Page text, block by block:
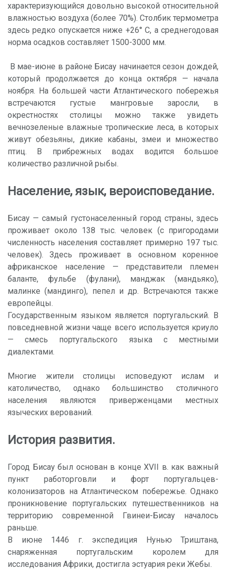
характеризующийся довольно высокой относительной
влажностью воздуха (более 70%). Столбик термометра
здесь редко опускается ниже +26° С, а среднегодовая
норма осадков составляет 1500-3000 мм.
В мае-июне в районе Бисау начинается сезон дождей,
который продолжается до конца октября — начала
ноября. На большей части Атлантического побережья
встречаются густые мангровые заросли, в
окрестностях столицы можно также увидеть
вечнозеленые влажные тропические леса, в которых
живут обезьяны, дикие кабаны, змеи и множество
птиц. В прибрежных водах водится большое
количество различной рыбы.
Население, язык, вероисповедание.
Бисау — самый густонаселенный город страны, здесь
проживает около 138 тыс. человек (с пригородами
численность населения составляет примерно 197 тыс.
человек). Здесь проживает в основном коренное
африканское население — представители племен
баланте, фульбе (фулани), манджак (мандьяко),
малинке (мандинго), пепел и др. Встречаются также
европейцы.
Государственным языком является португальский. В
повседневной жизни чаще всего используется криуло
— смесь португальского языка с местными
диалектами.
Многие жители столицы исповедуют ислам и
католичество, однако большинство столичного
населения являются приверженцами местных
языческих верований.
История развития.
Город Бисау был основан в конце XVII в. как важный
пункт работорговли и форт португальцев-
колонизаторов на Атлантическом побережье. Однако
проникновение португальских путешественников на
территорию современной Гвинеи-Бисау началось
раньше.
В июне 1446 г. экспедиция Нунью Триштана,
снаряженная португальским королем для
исследования Африки, достигла эстуария реки Жебы.